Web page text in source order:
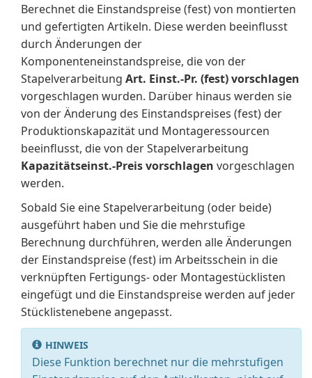
Berechnet die Einstandspreise (fest) von montierten
und gefertigten Artikeln. Diese werden beeinflusst
durch Änderungen der
Komponenteneinstandspreise, die von der
Stapelverarbeitung Art. Einst.-Pr. (fest) vorschlagen
vorgeschlagen wurden. Darüber hinaus werden sie
von der Änderung des Einstandspreises (fest) der
Produktionskapazität und Montageressourcen
beeinflusst, die von der Stapelverarbeitung
Kapazitätseinst.-Preis vorschlagen vorgeschlagen
werden.
Sobald Sie eine Stapelverarbeitung (oder beide)
ausgeführt haben und Sie die mehrstufige
Berechnung durchführen, werden alle Änderungen
der Einstandspreise (fest) im Arbeitsschein in die
verknüpften Fertigungs- oder Montagestücklisten
eingefügt und die Einstandspreise werden auf jeder
Stücklistenebene angepasst.
HINWEIS
Diese Funktion berechnet nur die mehrstufigen